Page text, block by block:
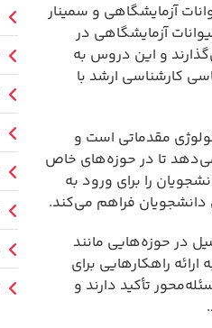
آزمایشگاهی و سمینار
آزمایشگاهی در
و این دروس به
کارشناسی ارشد با
مقدماتی است و
تا در حوزه‌های خاص
را برای ورود به
دانشجویان فراهم می‌کند.
در حوزه‌هایی مانند
راهکارهایی برای
تأکید دارند و